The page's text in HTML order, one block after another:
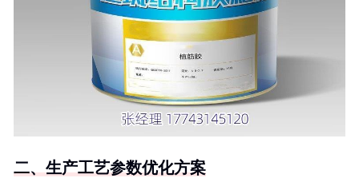
二、生产工艺参数优化方案